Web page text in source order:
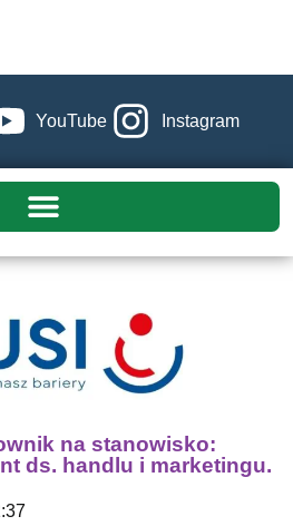
YouTube Instagram
na stanowisko:
ds. handlu i marketingu.